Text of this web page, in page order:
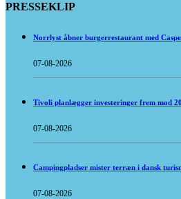
PRESSEKLIP
Norrlyst åbner burgerrestaurant med
07-08-2026
Tivoli planlægger investeringer frem mod
07-08-2026
Campingpladser mister terræn i dansk
07-08-2026